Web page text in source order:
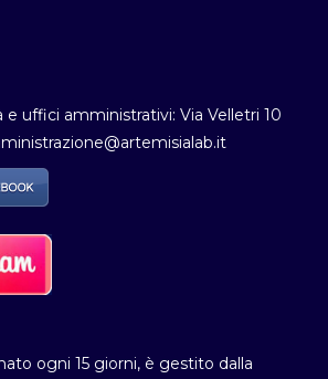
uffici amministrativi: Via Velletri 10
ogni 15 giorni, è gestito dalla